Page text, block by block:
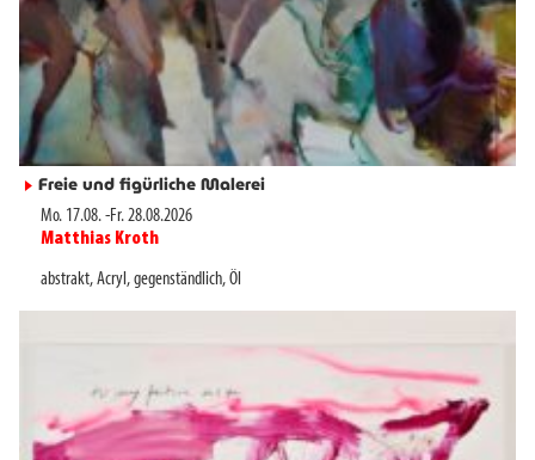
► Freie und figürliche Malerei
Mo. 17.08.-Fr. 28.08.2026
Matthias Kroth
abstrakt,Acryl,gegenständlich,Öl